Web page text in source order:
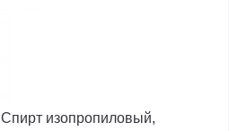
Спирт изопропиловый,